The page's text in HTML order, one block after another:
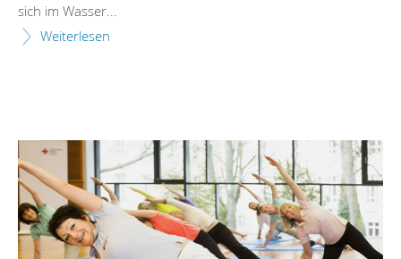
sich im Wasser...
Weiterlesen